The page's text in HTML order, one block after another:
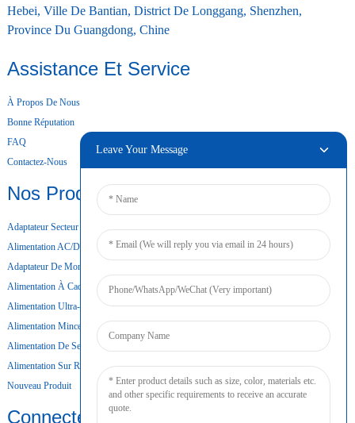
Hebei, Ville De Bantian, District De Longgang, Shenzhen,
Province Du Guangdong, Chine
Assistance Et Service
À Propos De Nous
Bonne Réputation
FAQ
Contactez-Nous
Nos Produits
Adaptateur Secteur De Bureau
Alimentation AC/DC
Adaptateur De Montage Mural
Alimentation À Cadre Ouvert
Alimentation Ultra-Mince
Alimentation Mince
Alimentation De Secours Par Batterie
Alimentation Sur Rail DIN
Nouveau Produit
Connecter
Leave Your Message